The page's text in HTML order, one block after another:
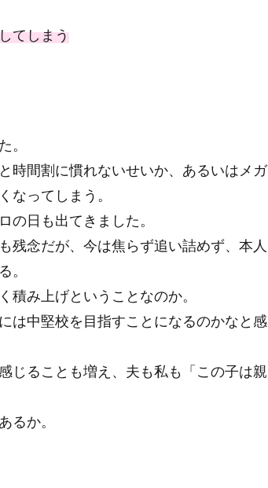
てしまう
。
時間割に慣れないせいか、あるいはメガ
なってしまう。
の日も出てきました。
残念だが、今は焦らず追い詰めず、本人
。
積み上げということなのか。
は中堅校を目指すことになるのかなと感
じることも増え、夫も私も「この子は親
るか。